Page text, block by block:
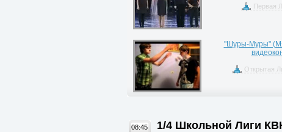
Первая
"Шуры-Муры"
Открытая
08:45 1/4 Школьной Лиги